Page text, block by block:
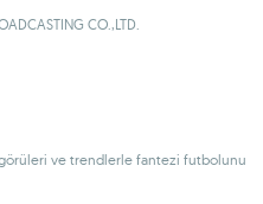
CO.,LTD.
ve trendlerle fantezi futbolunu